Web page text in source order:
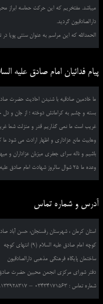
میباشد. مفتخریم که این حرکت حماسه ابراز
دارالصادقیون گردید.
الحمدالله که این مراسم به عنوان سنتی پویا در
پیام فدائیان امام صادق علیه
ما خادمین صادقیه با شنیدن احادیث حضرت
بسته و چشم به کراماتش دوخته ؛ از جان و
غریب است ما نمی گذاریم قدر و منزلت شما
وهابیت مانع عزاداری و اظهار ارادت می شود
باشیم و ناله سرای جعفری میزبان عزاداران و
وعده ما 25 شوال سالروز شهادت امام صادق علیه السلام
آدرس و شماره تماس
استان کرمان ، شهرستان رفسنجان، حسن آباد
کوچه امام صادق علیه السلام (9) انتهای کوچه
ساختمان پایگاه فرهنگی مذهبی دارالصادقیون
دفتر شورای مرکزی انجمن محبین حضرت صادق
شماره تماس : 03434171563 – 09133928317